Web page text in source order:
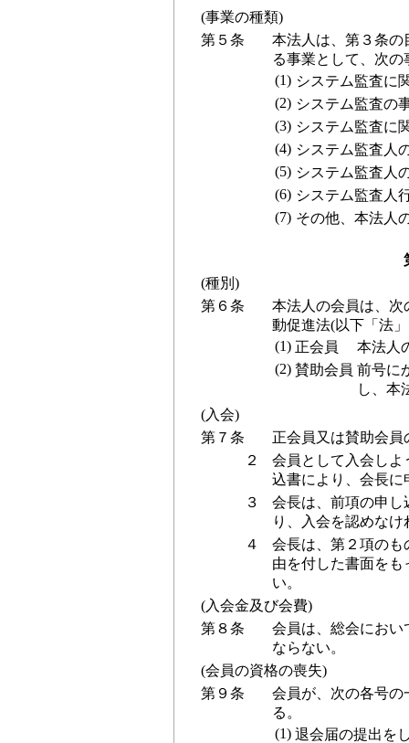
(事業の種類)
第５条
本法人は、第３条の
る事業として、次の
(1) システム監査に
(2) システム監査の
(3) システム監査に
(4) システム監査人
(5) システム監査人
(6) システム監査人
(7) その他、本法人
(種別)
第６条
本法人の会員は、次
動促進法(以下「法
(1) 正会員
本法人
(2) 賛助会員 前号に
し、本
(入会)
第７条
正会員又は賛助会
２
会員として入会しよ
込書により、会長に
３
会長は、前項の申し
り、入会を認めな
４
会長は、第２項のも
由を付した書面を
い。
(入会金及び会費)
第８条
会員は、総会におい
ならない。
(会員の資格の喪失)
第９条
会員が、次の各号の
る。
(1) 退会届の提出を